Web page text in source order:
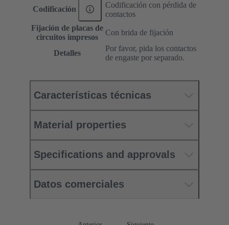
Codificación
Codificación con pérdida de
contactos
Fijación de placas de
circuitos impresos
Con brida de fijación
Detalles
Por favor, pida los contactos
de engaste por separado.
Características técnicas
Material properties
Specifications and approvals
Datos comerciales